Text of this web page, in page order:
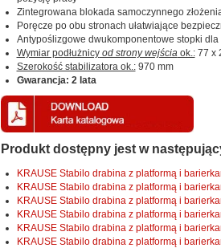
Zintegrowana blokada samoczynnego
Poręcze po obu stronach ułatwiające
Antypoślizgowe dwukomponentowe stopki
Wymiar podłużnicyod strony wejściaok.:77 x
Szerokość stabilizatora ok.:970 mm
Gwarancja: 2 lata
Produkt dostępny jest w
KRAUSE Stabilo drabina z platformą i
KRAUSE Stabilo drabina z platformą i
KRAUSE Stabilo drabina z platformą i
KRAUSE Stabilo drabina z platformą i
KRAUSE Stabilo drabina z platformą i
KRAUSE Stabilo drabina z platformą i